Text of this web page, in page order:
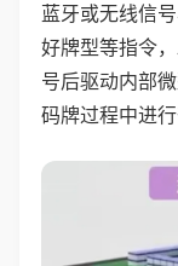
蓝牙或无线信
好牌型等指令
号后驱动内部
码牌过程中进